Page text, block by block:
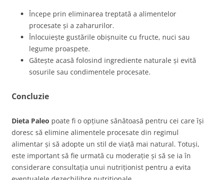
Începe prin eliminarea treptată a alimentelor
procesate și a zaharurilor.
Înlocuiește gustările obișnuite cu fructe, nuci sau
legume proaspete.
Gătește acasă folosind ingrediente naturale și evită
sosurile sau condimentele procesate.
Concluzie
Dieta Paleo poate fi o opțiune sănătoasă pentru cei care își
doresc să elimine alimentele procesate din regimul
alimentar și să adopte un stil de viață mai natural. Totuși,
este important să fie urmată cu moderație și să se ia în
considerare consultația unui nutriționist pentru a evita